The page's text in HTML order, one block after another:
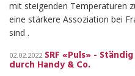
mit steigenden Temperaturen
eine stärkere Assoziation bei
sind .
02.02.2022SRF «Puls» -
durch Handy & Co.